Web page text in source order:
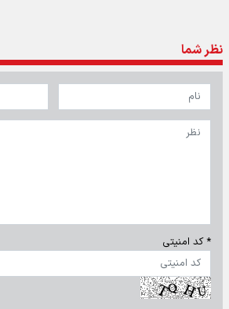
نظر شما
* کد امنیتی